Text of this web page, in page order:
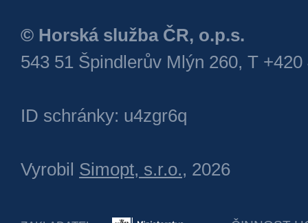
© Horská služba ČR, o.p.s.
543 51 Špindlerův Mlýn 260, T +420
ID schránky: u4zgr6q
Vyrobil Simopt, s.r.o., 2026